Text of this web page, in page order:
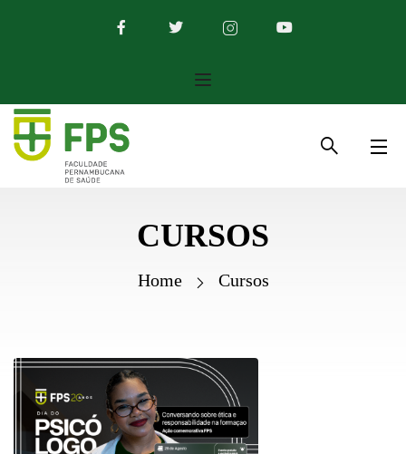
CURSOS
Home Cursos